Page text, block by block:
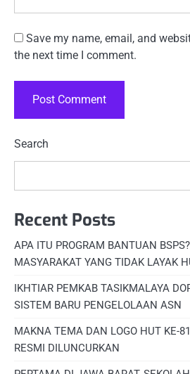
Save my name, email, and
the next time I comment.
Search
Recent Posts
APA ITU PROGRAM BANTUAN
MASYARAKAT YANG TIDAK LAYAK
IKHTIAR PEMKAB TASIKMALAYA
SISTEM BARU PENGELOLAAN ASN
MAKNA TEMA DAN LOGO HUT KE-
RESMI DILUNCURKAN